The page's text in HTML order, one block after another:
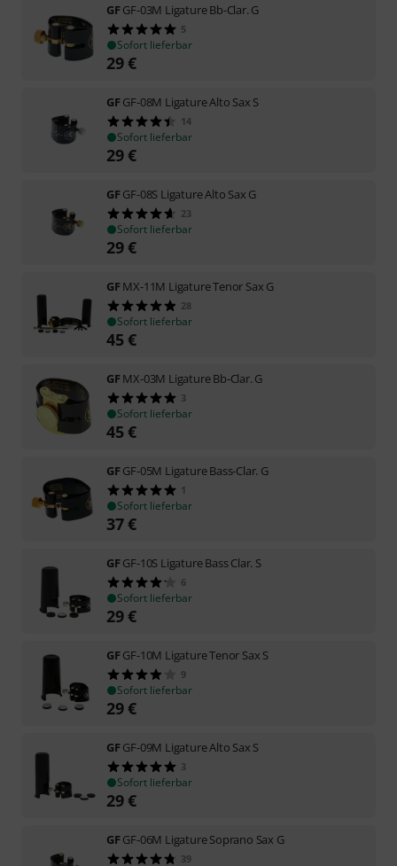
GFGF-03M Ligature Bb-Clar. G
5
Sofort lieferbar
29€
GFGF-08M Ligature Alto Sax S
14
Sofort lieferbar
29€
GFGF-08S Ligature Alto Sax G
23
Sofort lieferbar
29€
GFMX-11M Ligature Tenor Sax G
28
Sofort lieferbar
45€
GFMX-03M Ligature Bb-Clar. G
3
Sofort lieferbar
45€
GFGF-05M Ligature Bass-Clar. G
1
Sofort lieferbar
37€
GFGF-10S Ligature Bass Clar. S
6
Sofort lieferbar
29€
GFGF-10M Ligature Tenor Sax S
9
Sofort lieferbar
29€
GFGF-09M Ligature Alto Sax S
3
Sofort lieferbar
29€
GFGF-06M Ligature Soprano Sax G
39